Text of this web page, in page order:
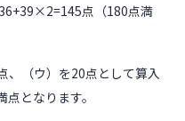
点（180点満
、（ウ）を20点として算入
となります。